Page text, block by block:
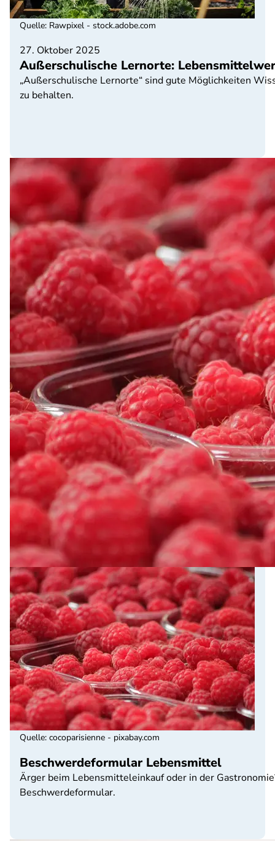
27. Oktober 2025
Außerschulische Lernorte:
„Außerschulische Lernorte“ sind gute Möglichkeiten
zu behalten.
Quelle: Rawpixel - stock.adobe.com
Beschwerdeformular Lebensmittel
Ärger beim Lebensmitteleinkauf oder in der
Beschwerdeformular.
Quelle: cocoparisienne - pixabay.com